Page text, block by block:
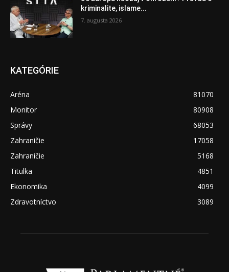
kriminalite, islame...
7. augusta 2026
KATEGÓRIE
Aréna
81070
Monitor
80908
Správy
68053
Zahraničie
17058
Zahraničie
5168
Titulka
4851
Ekonomika
4099
Zdravotníctvo
3089